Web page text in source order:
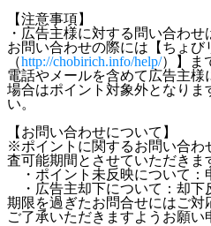
【注意事項】
・広告主様に対する問い合わせ
お問い合わせの際には【ちょび
（http://chobirich.info/help/）】ま
電話やメールを含めて広告主
場合はポイント対象外となりま
い。
【お問い合わせについて】
※ポイントに関するお問い合わ
査可能期間とさせていただきま
・ポイント未反映について：
・広告主却下について：却下
期限を過ぎたお問合せにはご
ご了承いただきますようお願い